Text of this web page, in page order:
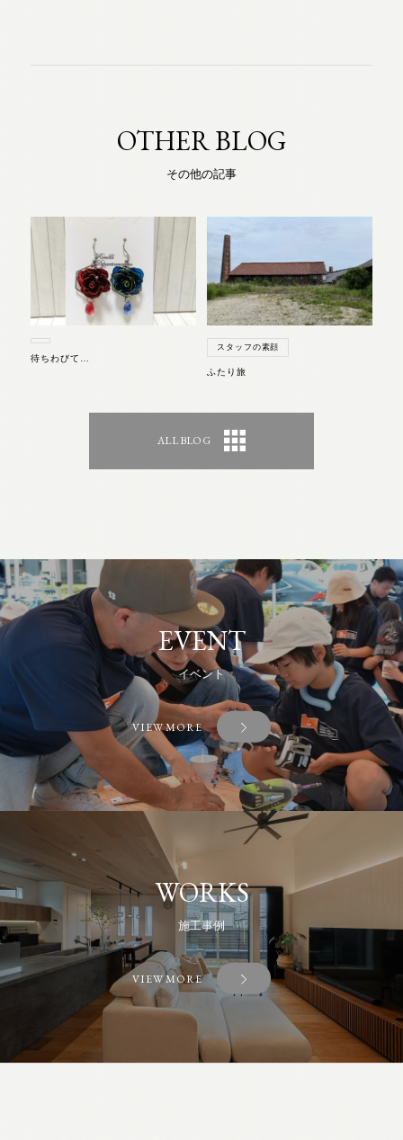
OTHER BLOG
その他の記事
待ちわびて…
スタッフの素顔
ふたり旅
ALL BLOG
EVENT
イベント
VIEW MORE
WORKS
施工事例
VIEW MORE